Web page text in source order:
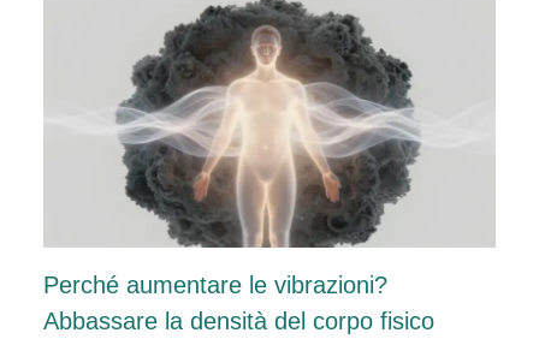
Perché aumentare le vibrazioni?
Abbassare la densità del corpo fisico